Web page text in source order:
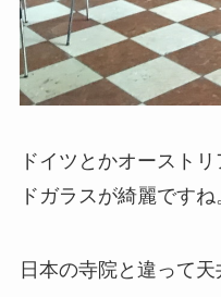
ドイツとかオースト
ドガラスが綺麗ですね
日本の寺院と違って天